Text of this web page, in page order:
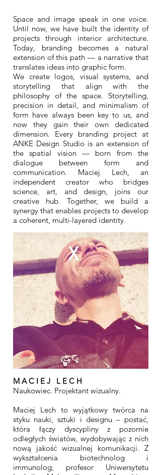
Space and image speak in one voice.
Until now, we have built the identity of
projects through interior architecture.
Today, branding becomes a natural
extension of this path — a narrative that
translates ideas into graphic form.
We create logos, visual systems, and
storytelling that align with the
philosophy of the space. Storytelling,
precision in detail, and minimalism of
form have always been key to us, and
now they gain their own dedicated
dimension. Every branding project at
ANKE Design Studio is an extension of
the spatial vision — born from the
dialogue between form and
communication. Maciej Lech, an
independent creator who bridges
science, art, and design, joins our
creative hub. Together, we build a
synergy that enables projects to develop
a coherent, multi-layered identity.
M A C I E J L E C H
Naukowiec. Projektant wizualny.
Maciej Lech to wyjątkowy twórca na
styku nauki, sztuki i designu – postać,
która łączy dyscypliny z pozornie
odległych światów, wydobywając z nich
nową jakość wizualnej komunikacji. Z
wykształcenia biotechnolog i
immunolog, profesor Uniwersytetu